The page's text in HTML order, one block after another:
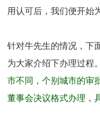
用认可后，我们便开始
针对牛先生的情况，下
为大家介绍下办理过程。
市不同，个别城市的审
董事会决议格式办理，